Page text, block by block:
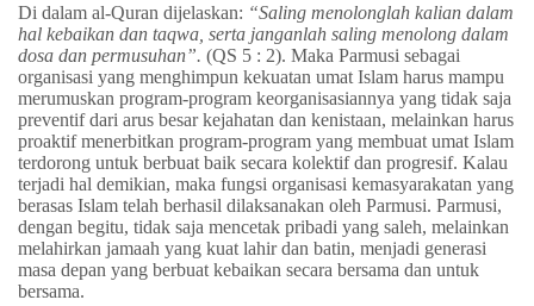
Di dalam al-Quran dijelaskan: “Saling menolonglah kalian dalam
hal kebaikan dan taqwa, serta janganlah saling menolong dalam
dosa dan permusuhan”. (QS 5 : 2). Maka Parmusi sebagai
organisasi yang menghimpun kekuatan umat Islam harus mampu
merumuskan program-program keorganisasiannya yang tidak saja
preventif dari arus besar kejahatan dan kenistaan, melainkan harus
proaktif menerbitkan program-program yang membuat umat Islam
terdorong untuk berbuat baik secara kolektif dan progresif. Kalau
terjadi hal demikian, maka fungsi organisasi kemasyarakatan yang
berasas Islam telah berhasil dilaksanakan oleh Parmusi. Parmusi,
dengan begitu, tidak saja mencetak pribadi yang saleh, melainkan
melahirkan jamaah yang kuat lahir dan batin, menjadi generasi
masa depan yang berbuat kebaikan secara bersama dan untuk
bersama.